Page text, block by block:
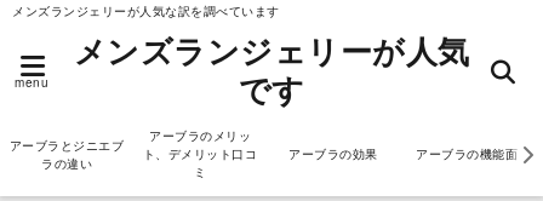
メンズランジェリーが人気な訳を調べています
menu
メンズランジェリーが人気
です
アーブラとジニエブ
ラの違い
アーブラのメリッ
ト、デメリット口コ
ミ
アーブラの効果 アーブラの機能面